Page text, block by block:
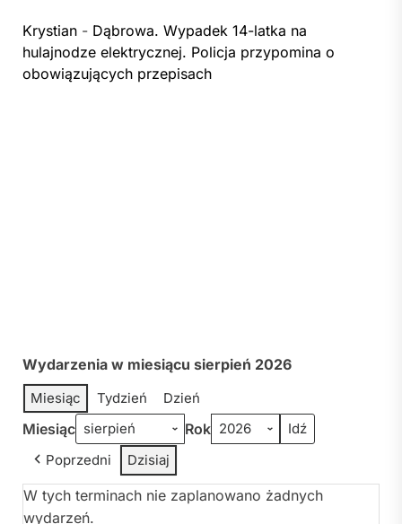
Krystian - Dąbrowa. Wypadek 14-latka na
hulajnodze elektrycznej. Policja przypomina o
obowiązujących przepisach
Wydarzenia w miesiącu sierpień 2026
Miesiąc Tydzień Dzień
Miesiąc Rok
Poprzedni Dzisiaj
W tych terminach nie zaplanowano żadnych
wydarzeń.